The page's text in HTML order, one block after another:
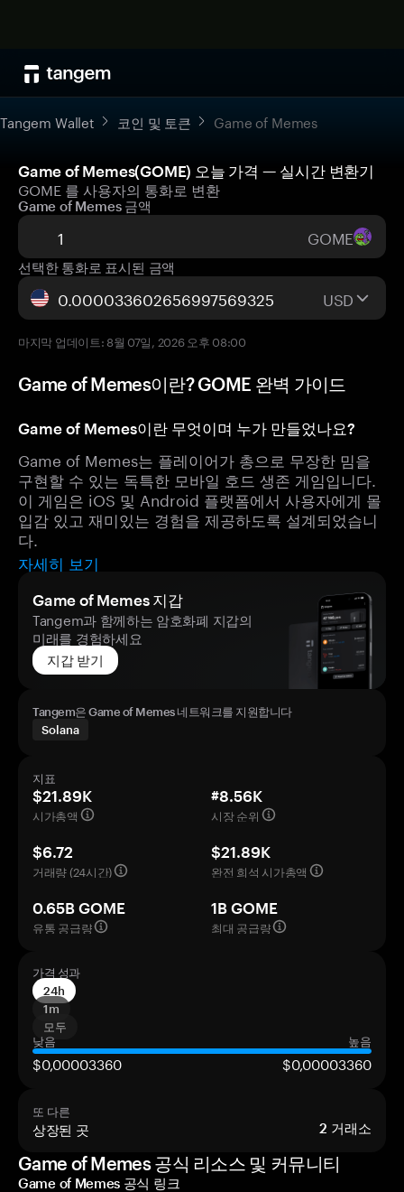
Tangem Wallet 코인 및 토큰 Game of Memes
Game of Memes(GOME) 오늘 가격 — 실시간 변환기
GOME 를 사용자의 통화로 변환
Game of Memes 금액
GOME
선택한 통화로 표시된 금액
USD
마지막 업데이트: 8월 07일, 2026 오후 08:00
Game of Memes이란? GOME 완벽 가이드
Game of Memes이란 무엇이며 누가 만들었나요?
Game of Memes는 플레이어가 총으로 무장한 밈을
구현할 수 있는 독특한 모바일 호드 생존 게임입니다.
이 게임은 iOS 및 Android 플랫폼에서 사용자에게 몰
입감 있고 재미있는 경험을 제공하도록 설계되었습니
다.
자세히 보기
Game of Memes 지갑
Tangem과 함께하는 암호화폐 지갑의
미래를 경험하세요
지갑 받기
Tangem은 Game of Memes 네트워크를 지원합니다
Solana
지표
$21.89K
시가총액
#8.56K
시장 순위
$6.72
거래량 (24시간)
$21.89K
완전 희석 시가총액
0.65B GOME
유통 공급량
1B GOME
최대 공급량
가격 성과
24h
1m
모두
낮음
높음
$0,00003360 $0,00003360
또 다른
상장된 곳 2 거래소
Game of Memes 공식 리소스 및 커뮤니티
Game of Memes 공식 링크